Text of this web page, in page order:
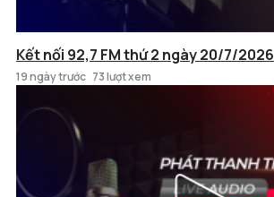
Kết nối 92,7 FM thứ 2 ngày 20/7/2026
19 ngày trước 73 lượt xem